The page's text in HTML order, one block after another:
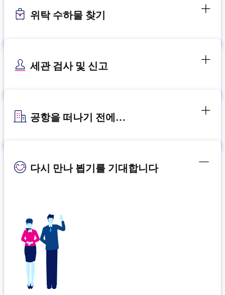
위탁 수하물 찾기
세관 검사 및 신고
공항을 떠나기 전에…
다시 만나 뵙기를 기대합니다